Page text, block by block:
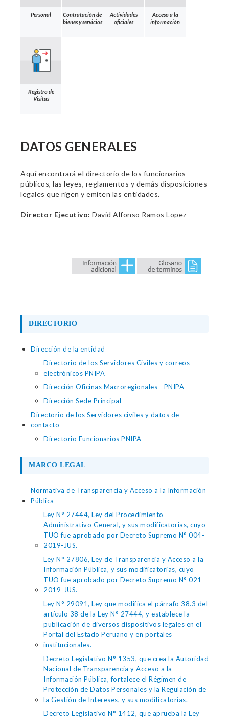
Personal
Contratación de
bienes y servicios
Actividades
oficiales
Acceso a la
información
Registro de
Visitas
DATOS GENERALES
Aquí encontrará el directorio de los funcionarios
públicos, las leyes, reglamentos y demás disposiciones
legales que rigen y emiten las entidades.
Director Ejecutivo: David Alfonso Ramos Lopez
DIRECTORIO
Dirección de la entidad
Directorio de los Servidores Civiles y correos
electrónicos PNIPA
Dirección Oficinas Macroregionales - PNIPA
Dirección Sede Principal
Directorio de los Servidores civiles y datos de
contacto
Directorio Funcionarios PNIPA
MARCO LEGAL
Normativa de Transparencia y Acceso a la Información
Pública
Ley N° 27444, Ley del Procedimiento
Administrativo General, y sus modificatorias, cuyo
TUO fue aprobado por Decreto Supremo N° 004-
2019-JUS.
Ley N° 27806, Ley de Transparencia y Acceso a la
Información Pública, y sus modificatorias, cuyo
TUO fue aprobado por Decreto Supremo N° 021-
2019-JUS.
Ley N° 29091, Ley que modifica el párrafo 38.3 del
artículo 38 de la Ley N° 27444, y establece la
publicación de diversos dispositivos legales en el
Portal del Estado Peruano y en portales
institucionales.
Decreto Legislativo N° 1353, que crea la Autoridad
Nacional de Transparencia y Acceso a la
Información Pública, fortalece el Régimen de
Protección de Datos Personales y la Regulación de
la Gestión de Intereses, y sus modificatorias.
Decreto Legislativo N° 1412, que aprueba la Ley